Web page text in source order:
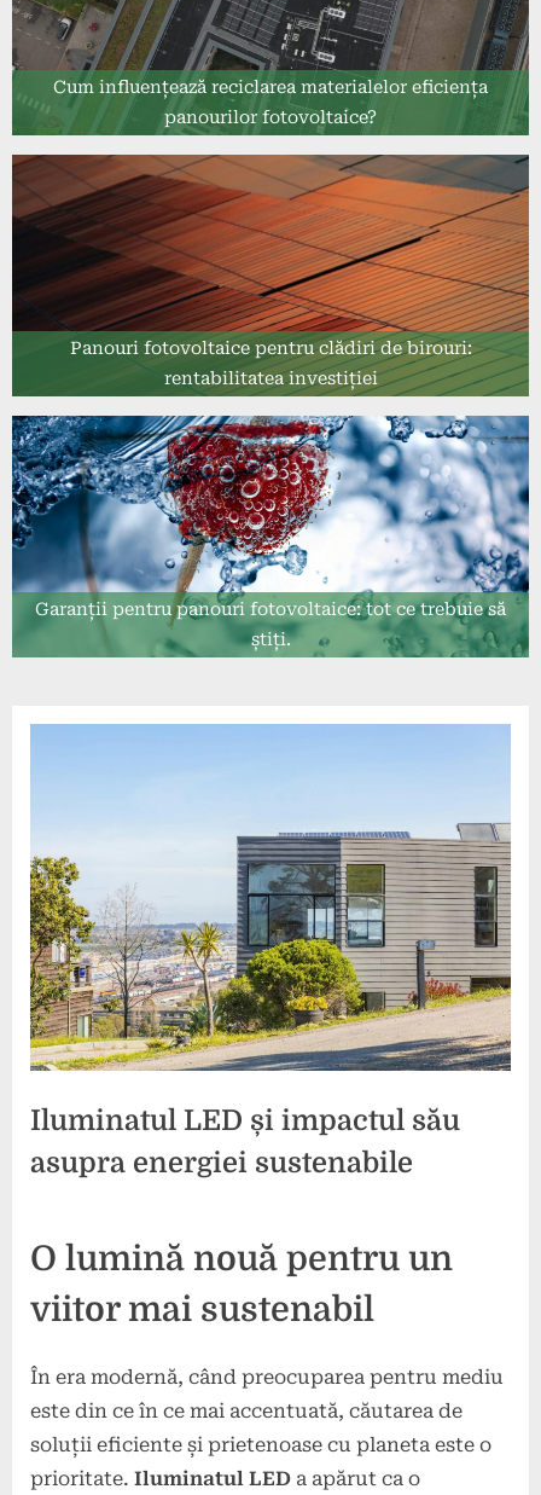
Cum influențează reciclarea materialelor eficiența
panourilor fotovoltaice?
Panouri fotovoltaice pentru clădiri de birouri:
rentabilitatea investiției
Garanții pentru panouri fotovoltaice: tot ce trebuie să
știți.
Iluminatul LED și impactul său
asupra energiei sustenabile
on
noiembrie
2024
press
O lumină nouă pentru un
viitor mai sustenabil
În era modernă, când preocuparea pentru mediu
este din ce în ce mai accentuată, căutarea de
soluții eficiente și prietenoase cu planeta este o
prioritate. Iluminatul LED a apărut ca o